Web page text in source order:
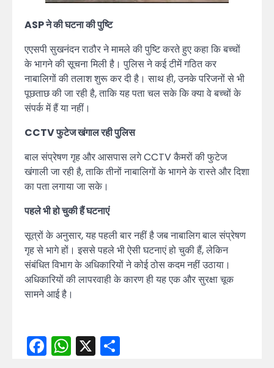
ASP ने की घटना की पुष्टि
एएसपी सुखनंदन राठौर ने मामले की पुष्टि करते हुए कहा कि बच्चों
के भागने की सूचना मिली है। पुलिस ने कई टीमें गठित कर
नाबालिगों की तलाश शुरू कर दी है। साथ ही, उनके परिजनों से भी
पूछताछ की जा रही है, ताकि यह पता चल सके कि क्या वे बच्चों के
संपर्क में हैं या नहीं।
CCTV फुटेज खंगाल रही पुलिस
बाल संप्रेषण गृह और आसपास लगे CCTV कैमरों की फुटेज
खंगाली जा रही है, ताकि तीनों नाबालिगों के भागने के रास्ते और दिशा
का पता लगाया जा सके।
पहले भी हो चुकी हैं घटनाएं
सूत्रों के अनुसार, यह पहली बार नहीं है जब नाबालिग बाल संप्रेषण
गृह से भागे हों। इससे पहले भी ऐसी घटनाएं हो चुकी हैं, लेकिन
संबंधित विभाग के अधिकारियों ने कोई ठोस कदम नहीं उठाया।
अधिकारियों की लापरवाही के कारण ही यह एक और सुरक्षा चूक
सामने आई है।
Facebook
WhatsApp
X